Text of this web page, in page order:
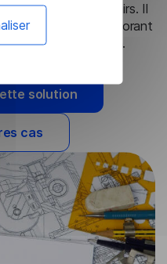
sont précis et clairs. Il
à chaque fois, améliorant
documentation.
solution
cas